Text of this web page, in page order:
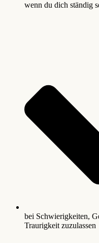
wenn du dich ständig
bei Schwierigkeiten,
Traurigkeit zuzulassen